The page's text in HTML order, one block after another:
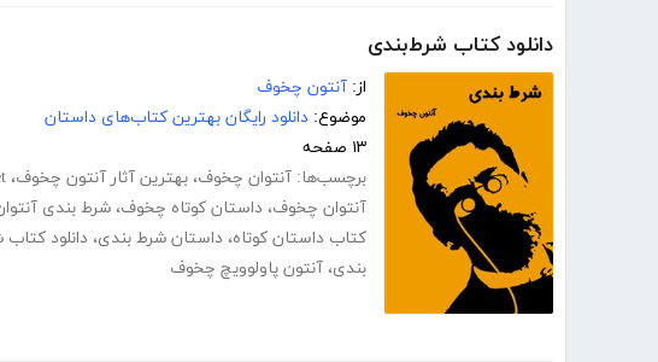
دانلود کتاب شرط‌بندی
از: آنتون چخوف
موضوع: دانلود رایگان بهترین کتاب‌های داستان
۱۳ صفحه
برچسب‌ها: آنتوان چخوف، بهترین آثار آنتون چخوف،
آنتوان چخوف، داستان کوتاه چخوف، شرط بندی
کتاب داستان کوتاه، داستان شرط بندی، دانلود
بندی، آنتون پاولوویچ چخوف